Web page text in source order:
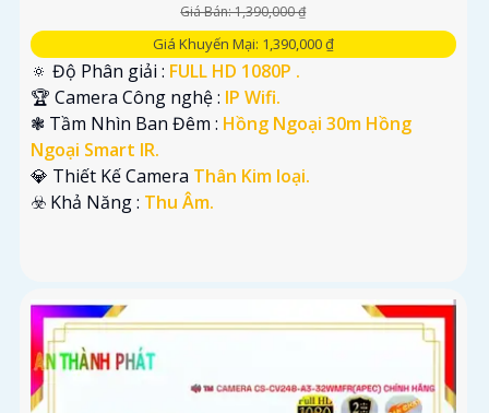
Giá Bán: 1,390,000 ₫
Giá Khuyến Mại: 1,390,000 ₫
🔅 Độ Phân giải : FULL HD 1080P .
🏆 Camera Công nghệ : IP Wifi.
❃ Tầm Nhìn Ban Đêm : Hồng Ngoại 30m Hồng
Ngoại Smart IR.
💎 Thiết Kế Camera Thân Kim loại.
️☣️ Khả Năng : Thu Âm.